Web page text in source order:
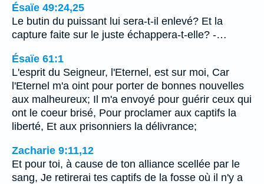
Ésaïe 49:24,25
Le butin du puissant lui sera-t-il enlevé? Et la
capture faite sur le juste échappera-t-elle? -…
Ésaïe 61:1
L'esprit du Seigneur, l'Eternel, est sur moi, Car
l'Eternel m'a oint pour porter de bonnes nouvelles
aux malheureux; Il m'a envoyé pour guérir ceux qui
ont le coeur brisé, Pour proclamer aux captifs la
liberté, Et aux prisonniers la délivrance;
Zacharie 9:11,12
Et pour toi, à cause de ton alliance scellée par le
sang, Je retirerai tes captifs de la fosse où il n'y a